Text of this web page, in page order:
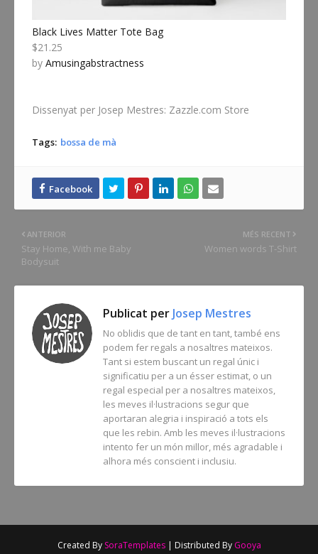
Black Lives Matter Tote Bag
$21.25
by Amusingabstractness
Dissenyat per Josep Mestres: Zazzle.com Store
Tags: bossa de mà
MÉS RECENT
Women words T-Shirt
ANTERIOR
Stay Home, With me Baby
Bodysuit
Publicat per Josep Mestres
No oblidis que de tant en tant, també ens
podem fer regals a nosaltres mateixos.
Tant si estem buscant un regal únic i
significatiu per a un ésser estimat, o un
regal especial per a nosaltres mateixos,
les meves il·lustracions segur que
aportaran alegria i inspiració a tots els
que les rebin. Amb les meves il·lustracions
intento fer un món millor, més agradable i
alhora més conscient i inclusiu.
Created By SoraTemplates| Distributed By Gooya